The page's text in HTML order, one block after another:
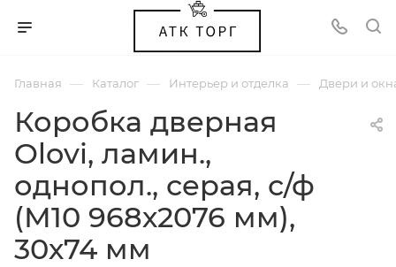
Главная — Каталог — Интерьер и отделка — Двери и
Коробка дверная
Olovi, ламин.,
однопол., серая, с/ф
(М10 968х2076 мм),
30х74 мм